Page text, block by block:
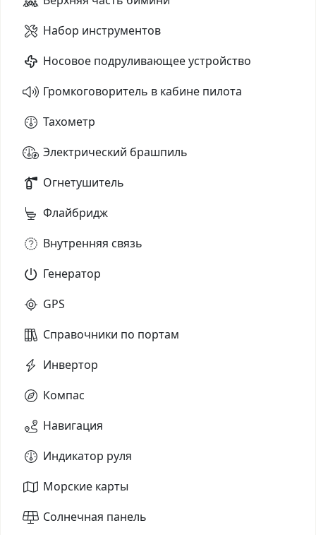
Набор инструментов
Носовое подруливающее устройство
Громкоговоритель в кабине пилота
Тахометр
Электрический брашпиль
Огнетушитель
Флайбридж
Внутренняя связь
Генератор
GPS
Справочники по портам
Инвертор
Компас
Навигация
Индикатор руля
Морские карты
Солнечная панель